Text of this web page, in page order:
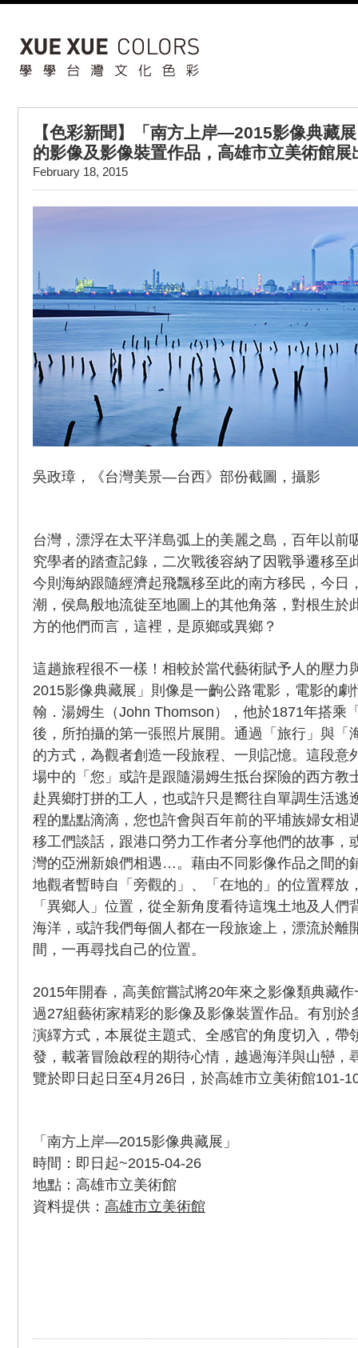
【色彩新聞】「南方上岸—2015影像典藏
的影像及影像裝置作品，高雄市立美術館展
February 18, 2015
吳政璋，《台灣美景—台西》部份截圖，攝影
台灣，漂浮在太平洋島弧上的美麗之島，百年以前
究學者的踏查記錄，二次戰後容納了因戰爭遷移至
今則海納跟隨經濟起飛飄移至此的南方移民，今日
潮，侯鳥般地流徙至地圖上的其他角落，對根生於
方的他們而言，這裡，是原鄉或異鄉？
這趟旅程很不一樣！相較於當代藝術賦予人的壓
2015影像典藏展」則像是一齣公路電影，電影的
翰．湯姆生（John Thomson），他於1871年搭乘
後，所拍攝的第一張照片展開。通過「旅行」與「
的方式，為觀者創造一段旅程、一則記憶。這段意
場中的「您」或許是跟隨湯姆生抵台探險的西方教
赴異鄉打拼的工人，也或許只是嚮往自單調生活逃
程的點點滴滴，您也許會與百年前的平埔族婦女相
移工們談話，跟港口勞力工作者分享他們的故事，
灣的亞洲新娘們相遇…。藉由不同影像作品之間的
地觀者暫時自「旁觀的」、「在地的」的位置釋放
「異鄉人」位置，從全新角度看待這塊土地及人
海洋，或許我們每個人都在一段旅途上，漂流於離
間，一再尋找自己的位置。
2015年開春，高美館嘗試將20年來之影像類典藏
過27組藝術家精彩的影像及影像裝置作品。有別於
演繹方式，本展從主題式、全感官的角度切入，帶
發，載著冒險啟程的期待心情，越過海洋與山巒，
覽於即日起日至4月26日，於高雄市立美術館101-
「南方上岸—2015影像典藏展」
時間：即日起~2015-04-26
地點：高雄市立美術館
資料提供： 高雄市立美術館